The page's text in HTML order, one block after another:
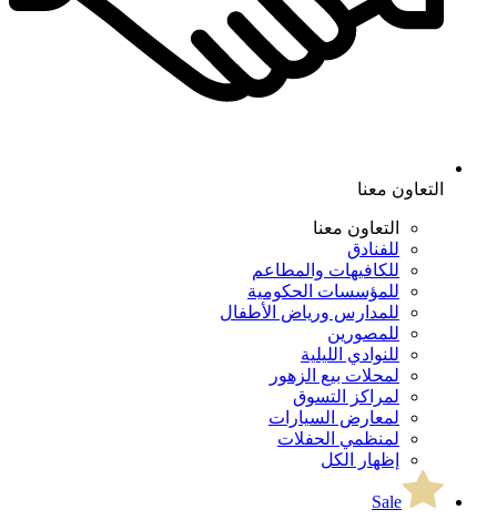
التعاون معنا
التعاون معنا
للفنادق
للكافيهات والمطاعم
للمؤسسات الحكومية
للمدارس ورياض الأطفال
للمصورين
للنوادي الليلية
لمحلات بيع الزهور
لمراكز التسوق
لمعارض السيارات
لمنظمي الحفلات
إظهار الكل
Sale